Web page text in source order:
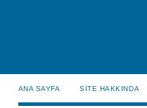
ANA SAYFA SİTE HAKKINDA